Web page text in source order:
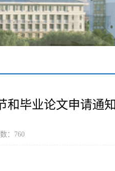
和毕业论文申请通知
： 760